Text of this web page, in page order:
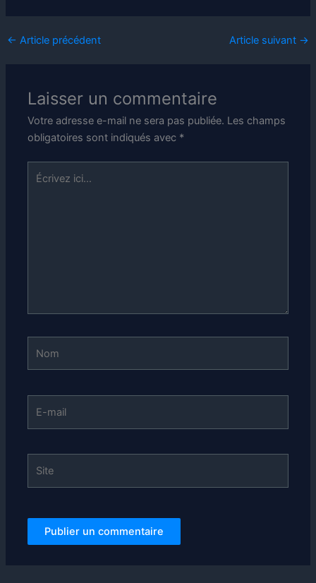
← Article précédent Article suivant →
Laisser un commentaire
Votre adresse e-mail ne sera pas publiée. Les champs
obligatoires sont indiqués avec *
Écrivez
ici…
mail